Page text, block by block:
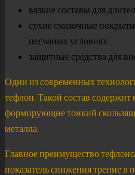
вязкие составы для
сухие смазочные
песчаных условиях;
защитные средства для
Один из современных
тефлон. Такой состав
формирующие тонкий
металла.
Главное преимущество
показатель снижения трение в